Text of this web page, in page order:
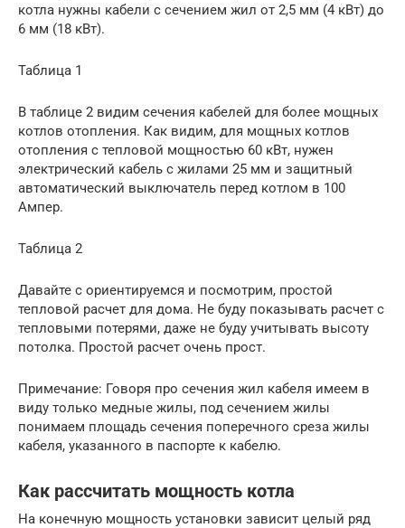
котла нужны кабели с сечением жил от 2,5 мм (4 кВт) до
6 мм (18 кВт).
Таблица 1
В таблице 2 видим сечения кабелей для более мощных
котлов отопления. Как видим, для мощных котлов
отопления с тепловой мощностью 60 кВт, нужен
электрический кабель с жилами 25 мм и защитный
автоматический выключатель перед котлом в 100
Ампер.
Таблица 2
Давайте с ориентируемся и посмотрим, простой
тепловой расчет для дома. Не буду показывать расчет с
тепловыми потерями, даже не буду учитывать высоту
потолка. Простой расчет очень прост.
Примечание: Говоря про сечения жил кабеля имеем в
виду только медные жилы, под сечением жилы
понимаем площадь сечения поперечного среза жилы
кабеля, указанного в паспорте к кабелю.
Как рассчитать мощность котла
На конечную мощность установки зависит целый ряд